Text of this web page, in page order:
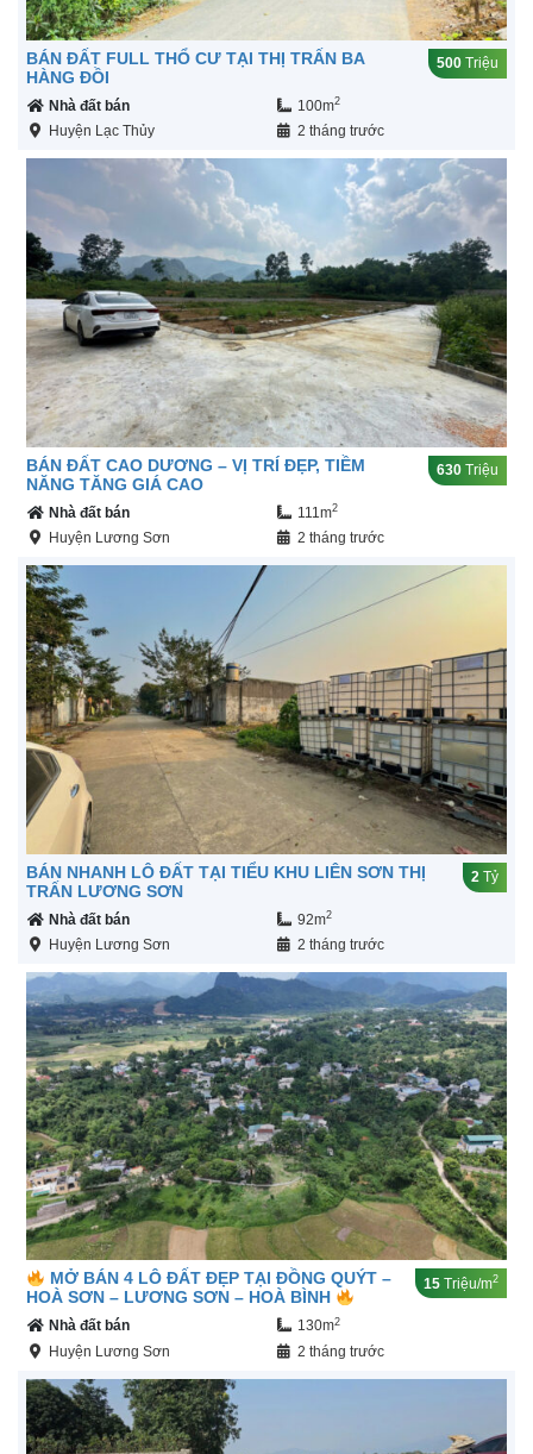
BÁN ĐẤT FULL THỔ CƯ TẠI THỊ TRẤN BA
HÀNG ĐỒI
500 Triệu
Nhà đất bán 100m2
Huyện Lạc Thủy 2 tháng trước
BÁN ĐẤT CAO DƯƠNG – VỊ TRÍ ĐẸP, TIỀM
NĂNG TĂNG GIÁ CAO
630 Triệu
Nhà đất bán 111m2
Huyện Lương Sơn 2 tháng trước
BÁN NHANH LÔ ĐẤT TẠI TIỂU KHU LIÊN SƠN THỊ
TRẤN LƯƠNG SƠN
2 Tỷ
Nhà đất bán 92m2
Huyện Lương Sơn 2 tháng trước
MỞ BÁN 4 LÔ ĐẤT ĐẸP TẠI ĐỒNG QUÝT –
HOÀ SƠN – LƯƠNG SƠN – HOÀ BÌNH
15 Triệu/m2
Nhà đất bán 130m2
Huyện Lương Sơn 2 tháng trước